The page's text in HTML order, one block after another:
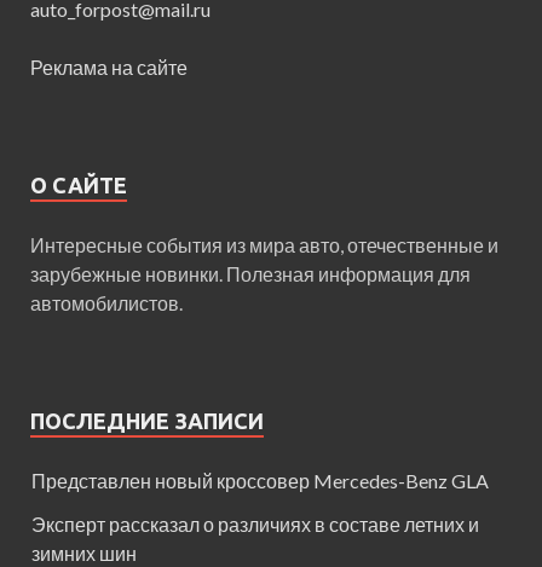
auto_forpost@mail.ru
Реклама на сайте
О САЙТЕ
Интересные события из мира авто, отечественные и
зарубежные новинки. Полезная информация для
автомобилистов.
ПОСЛЕДНИЕ ЗАПИСИ
Представлен новый кроссовер Mercedes-Benz GLA
Эксперт рассказал о различиях в составе летних и
зимних шин